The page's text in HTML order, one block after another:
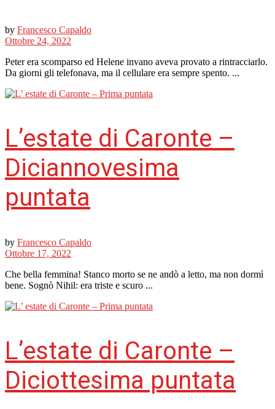
by Francesco Capaldo
Ottobre 24, 2022
Peter era scomparso ed Helene invano aveva provato a rintracciarlo.
Da giorni gli telefonava, ma il cellulare era sempre spento. ...
L’estate di Caronte –
Diciannovesima
puntata
by Francesco Capaldo
Ottobre 17, 2022
Che bella femmina! Stanco morto se ne andò a letto, ma non dormì
bene. Sognò Nihil: era triste e scuro ...
L’estate di Caronte –
Diciottesima puntata